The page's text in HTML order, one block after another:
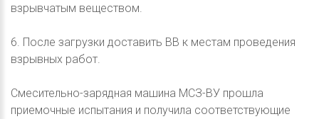
взрывчатым веществом.
6. После загрузки доставить ВВ к местам проведения
взрывных работ.
Смесительно-зарядная машина МСЗ-ВУ прошла
приемочные испытания и получила соответствующие